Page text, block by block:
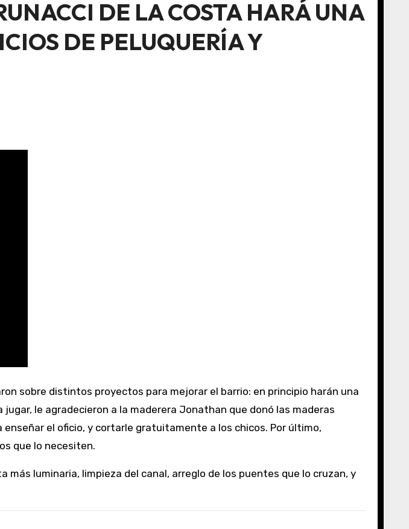
DE LA COSTA HARÁ UNA
DE PELUQUERÍA Y
le agradecieron a la maderera Jonathan que donó las maderas
el oficio, y cortarle gratuitamente a los chicos. Por último,
que lo necesiten.
luminaria, limpieza del canal, arreglo de los puentes que lo cruzan, y